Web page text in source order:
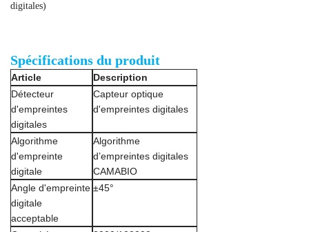
digitales)
Spécifications du produit
Article
Description
Détecteur
d'empreintes
digitales
Capteur optique
d'empreintes digitales
Algorithme
d'empreinte
digitale
Algorithme
d’empreintes digitales
CAMABIO
Angle d'empreinte
digitale
acceptable
±45°